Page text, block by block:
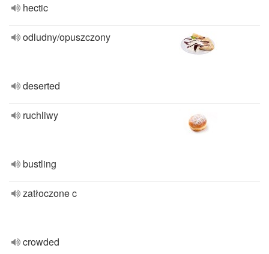
hectic
odludny/opuszczony
deserted
ruchliwy
bustling
zatłoczone c
crowded